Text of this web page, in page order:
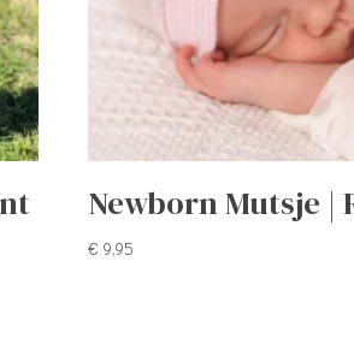
Newborn Mutsje |
€ 9,95